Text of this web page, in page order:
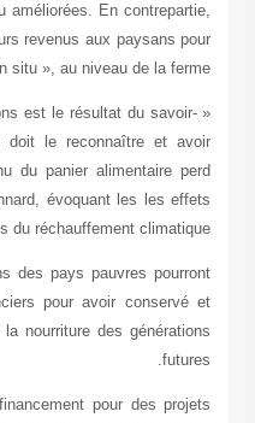
breveter des
ils
la
« La
faire
conscience
tous les
Pour la
prétendre à
diffusé des
Onze pays